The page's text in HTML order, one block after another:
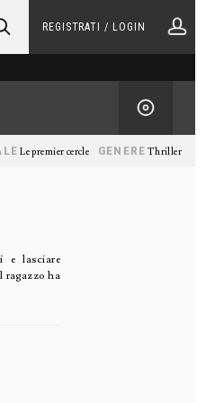
REGISTRATI / LOGIN
GENERE Thriller
Le premier cercle
e lasciare
ragazzo ha